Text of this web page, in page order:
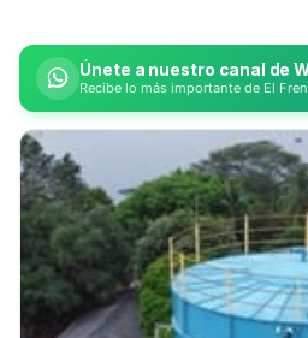
Únete a nuestro canal de
Recibe lo más importante de El